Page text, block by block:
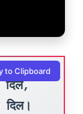
दिल,
to Clipboard